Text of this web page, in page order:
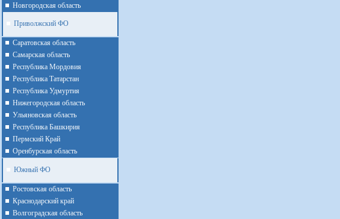
Новгородская область
Приволжский ФО
Cаратовская область
Cамарская область
Республика Мордовия
Республика Татарстан
Республика Удмуртия
Нижегородская область
Ульяновская область
Республика Башкирия
Пермский Край
Оренбурская область
Южный ФО
Ростовская область
Краснодарский край
Волгоградская область